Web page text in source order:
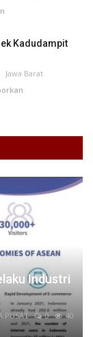
Kadudampit
Jawa Barat
Industri
PUSAT 0
40